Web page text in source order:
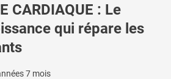
CARDIAQUE : Le
qui répare les
7 mois